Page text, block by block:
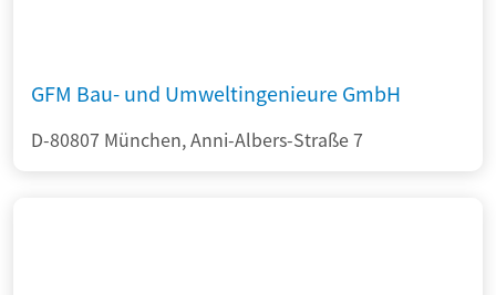
GFM Bau- und Umweltingenieure GmbH
D-80807 München, Anni-Albers-Straße 7